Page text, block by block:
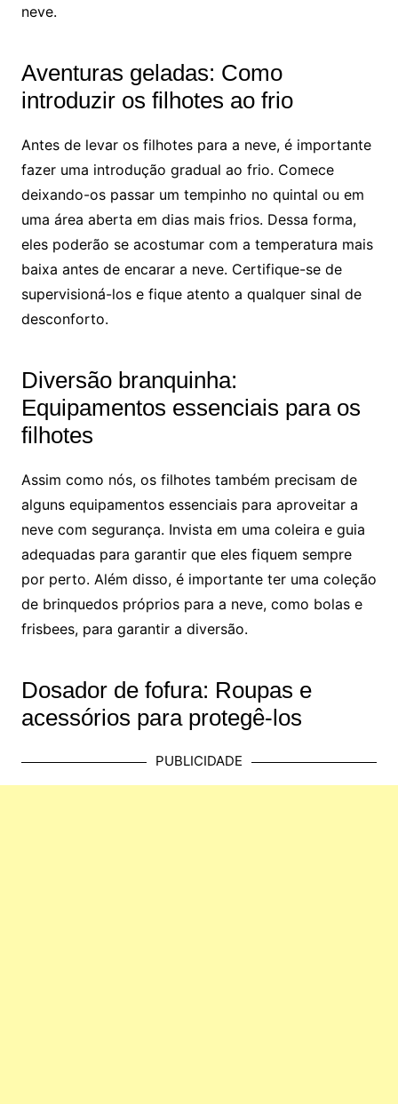
neve.
Aventuras geladas: Como
introduzir os filhotes ao frio
Antes de levar os filhotes para a neve, é importante
fazer uma introdução gradual ao frio. Comece
deixando-os passar um tempinho no quintal ou em
uma área aberta em dias mais frios. Dessa forma,
eles poderão se acostumar com a temperatura mais
baixa antes de encarar a neve. Certifique-se de
supervisioná-los e fique atento a qualquer sinal de
desconforto.
Diversão branquinha:
Equipamentos essenciais para os
filhotes
Assim como nós, os filhotes também precisam de
alguns equipamentos essenciais para aproveitar a
neve com segurança. Invista em uma coleira e guia
adequadas para garantir que eles fiquem sempre
por perto. Além disso, é importante ter uma coleção
de brinquedos próprios para a neve, como bolas e
frisbees, para garantir a diversão.
Dosador de fofura: Roupas e
acessórios para protegê-los
PUBLICIDADE